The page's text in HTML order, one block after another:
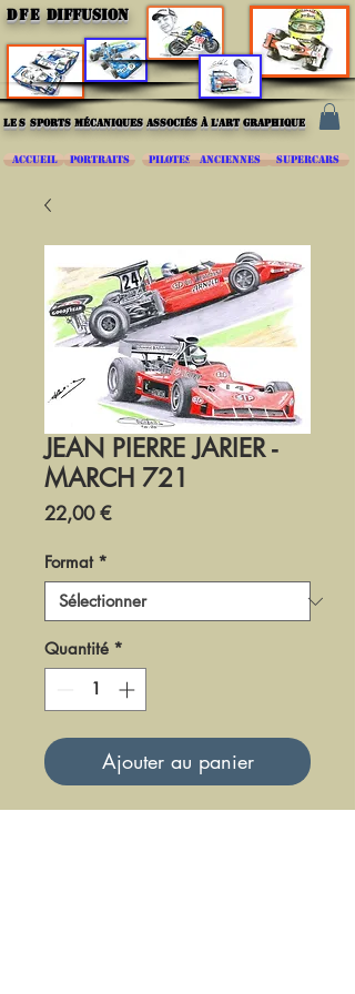
DFE DIFFUSION
les sports mécaniques associés à l'art graphique
ACCUEIL PORTRAITS PILOTES ANCIENNES SUPERCARS
JEAN PIERRE JARIER -
MARCH 721
22,00 €Prix
Format *
Quantité *
Ajouter au panier